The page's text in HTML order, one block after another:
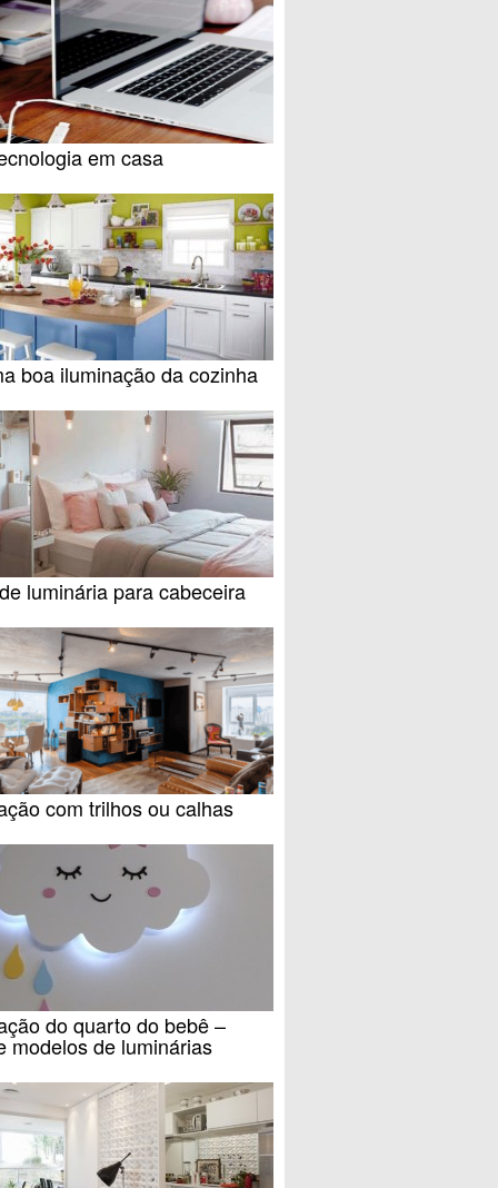
em casa
boa iluminação da cozinha
luminária para cabeceira
com trilhos ou calhas
do quarto do bebê –
modelos de luminárias